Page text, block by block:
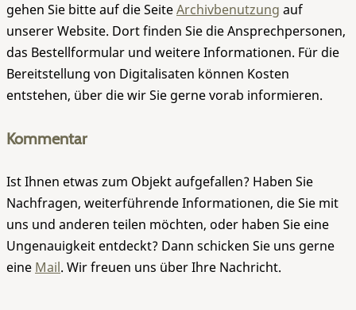
gehen Sie bitte auf die SeiteArchivbenutzung auf
unserer Website. Dort finden Sie die Ansprechpersonen,
das Bestellformular und weitere Informationen. Für die
Bereitstellung von Digitalisaten können Kosten
entstehen, über die wir Sie gerne vorab informieren.
Kommentar
Ist Ihnen etwas zum Objekt aufgefallen? Haben Sie
Nachfragen, weiterführende Informationen, die Sie mit
uns und anderen teilen möchten, oder haben Sie eine
Ungenauigkeit entdeckt? Dann schicken Sie uns gerne
eine Mail. Wir freuen uns über Ihre Nachricht.